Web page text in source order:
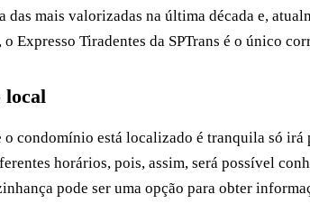
mais valorizadas na última década e,
Expresso Tiradentes da SPTrans é o único
local
condomínio está localizado é tranquila só irá
horários, pois, assim, será possível
pode ser uma opção para obter